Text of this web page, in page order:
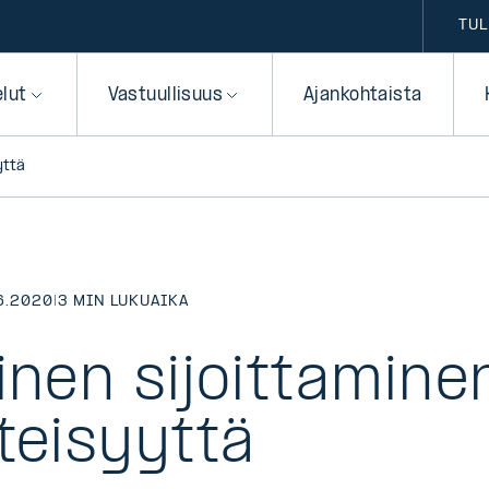
Vastuullisuus Ajankohtaista
|3 MIN LUKUAIKA